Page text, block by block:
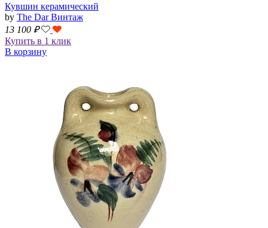
Кувшин керамический
by The Dar Винтаж
13 100 ₽
Купить в 1 клик
В корзину